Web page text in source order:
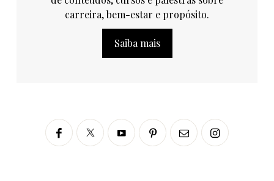
carreira, bem-estar e propósito.
Saiba mais